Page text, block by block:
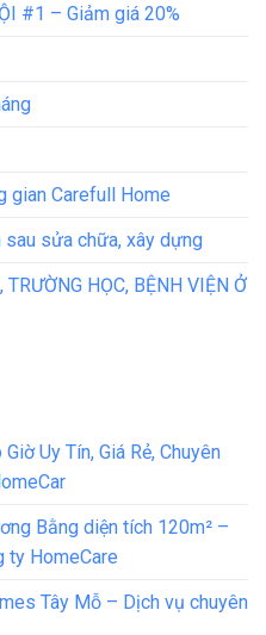
#1 – Giảm giá 20%
gian Carefull Home
sửa chữa, xây dựng
HỌC, BỆNH VIỆN Ở
Uy Tín, Giá Rẻ, Chuyên
Bằng diện tích 120m² –
ty HomeCare
Tây Mỗ – Dịch vụ chuyên